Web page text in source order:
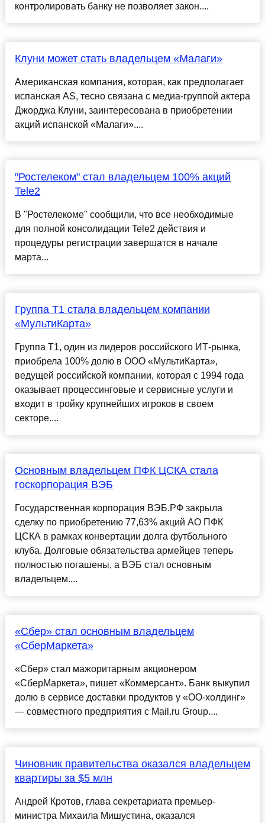
контролировать банку не позволяет закон....
Клуни может стать владельцем «Малаги»
Американская компания, которая, как предполагает
испанская AS, тесно связана с медиа-группой актера
Джорджа Клуни, заинтересована в приобретении
акций испанской «Малаги»....
"Ростелеком" стал владельцем 100% акций
Tele2
В "Ростелекоме" сообщили, что все необходимые
для полной консолидации Tele2 действия и
процедуры регистрации завершатся в начале
марта...
Группа Т1 стала владельцем компании
«МультиКарта»
Группа Т1, один из лидеров российского ИТ-рынка,
приобрела 100% долю в ООО «МультиКарта»,
ведущей российской компании, которая с 1994 года
оказывает процессинговые и сервисные услуги и
входит в тройку крупнейших игроков в своем
секторе....
Основным владельцем ПФК ЦСКА стала
госкорпорация ВЭБ
Государственная корпорация ВЭБ.РФ закрыла
сделку по приобретению 77,63% акций АО ПФК
ЦСКА в рамках конвертации долга футбольного
клуба. Долговые обязательства армейцев теперь
полностью погашены, а ВЭБ стал основным
владельцем....
«Сбер» стал основным владельцем
«СберМаркета»
«Сбер» стал мажоритарным акционером
«СберМаркета», пишет «Коммерсант». Банк выкупил
долю в сервисе доставки продуктов у «ОО-холдинг»
— совместного предприятия с Mail.ru Group....
Чиновник правительства оказался владельцем
квартиры за $5 млн
Андрей Кротов, глава секретариата премьер-
министра Михаила Мишустина, оказался